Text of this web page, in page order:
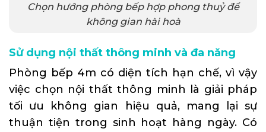
Chọn hướng phòng bếp hợp phong thuỷ để
không gian hài hoà
Sử dụng nội thất thông minh và đa năng
Phòng bếp 4m có diện tích hạn chế, vì vậy
việc chọn nội thất thông minh là giải pháp
tối ưu không gian hiệu quả, mang lại sự
thuận tiện trong sinh hoạt hàng ngày. Có